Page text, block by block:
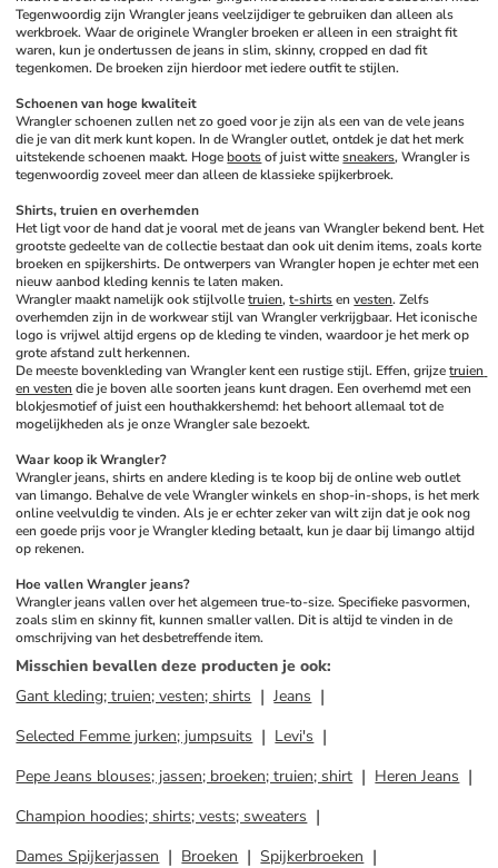
Tegenwoordig zijn Wrangler jeans veelzijdiger te gebruiken dan alleen als
werkbroek. Waar de originele Wrangler broeken er alleen in een straight fit
waren, kun je ondertussen de jeans in slim, skinny, cropped en dad fit
tegenkomen. De broeken zijn hierdoor met iedere outfit te stijlen.
Schoenen van hoge kwaliteit
Wrangler schoenen zullen net zo goed voor je zijn als een van de vele jeans
die je van dit merk kunt kopen. In de Wrangler outlet, ontdek je dat het merk
uitstekende schoenen maakt. Hoge boots of juist witte sneakers, Wrangler is
tegenwoordig zoveel meer dan alleen de klassieke spijkerbroek.
Shirts, truien en overhemden
Het ligt voor de hand dat je vooral met de jeans van Wrangler bekend bent. Het
grootste gedeelte van de collectie bestaat dan ook uit denim items, zoals korte
broeken en spijkershirts. De ontwerpers van Wrangler hopen je echter met een
nieuw aanbod kleding kennis te laten maken.
Wrangler maakt namelijk ook stijlvolle truien, t-shirts en vesten. Zelfs
overhemden zijn in de workwear stijl van Wrangler verkrijgbaar. Het iconische
logo is vrijwel altijd ergens op de kleding te vinden, waardoor je het merk op
grote afstand zult herkennen.
De meeste bovenkleding van Wrangler kent een rustige stijl. Effen, grijze truien
en vesten die je boven alle soorten jeans kunt dragen. Een overhemd met een
blokjesmotief of juist een houthakkershemd: het behoort allemaal tot de
mogelijkheden als je onze Wrangler sale bezoekt.
Waar koop ik Wrangler?
Wrangler jeans, shirts en andere kleding is te koop bij de online web outlet
van limango. Behalve de vele Wrangler winkels en shop-in-shops, is het merk
online veelvuldig te vinden. Als je er echter zeker van wilt zijn dat je ook nog
een goede prijs voor je Wrangler kleding betaalt, kun je daar bij limango altijd
op rekenen.
Hoe vallen Wrangler jeans?
Wrangler jeans vallen over het algemeen true-to-size. Specifieke pasvormen,
zoals slim en skinny fit, kunnen smaller vallen. Dit is altijd te vinden in de
omschrijving van het desbetreffende item.
Misschien bevallen deze producten je ook:
Gant kleding; truien; vesten; shirts
Jeans
Selected Femme jurken; jumpsuits
Levi's
Pepe Jeans blouses; jassen; broeken; truien; shirt
Heren Jeans
Champion hoodies; shirts; vests; sweaters
Dames Spijkerjassen
Broeken
Spijkerbroeken